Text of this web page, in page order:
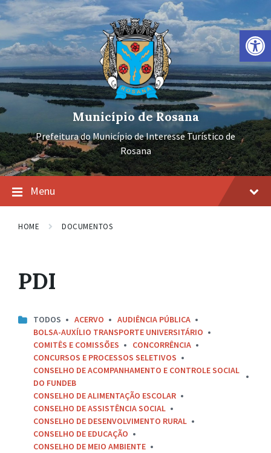
Barra de Ferramentas Aberta
Ir
para
conteúdo
Pular
para
navegação
principal
Pular
para
rodapé
Município de Rosana
Prefeitura do Município de Interesse Turístico de
Rosana
Menu
HOME DOCUMENTOS
PDI
TODOS ACERVO
AUDIÊNCIA PÚBLICA
BOLSA-AUXÍLIO TRANSPORTE UNIVERSITÁRIO
COMITÊS E COMISSÕES
CONCORRÊNCIA
CONCURSOS E PROCESSOS SELETIVOS
CONSELHO DE ACOMPANHAMENTO E CONTROLE SOCIAL
DO FUNDEB
CONSELHO DE ALIMENTAÇÃO ESCOLAR
CONSELHO DE ASSISTÊNCIA SOCIAL
CONSELHO DE DESENVOLVIMENTO RURAL
CONSELHO DE EDUCAÇÃO
CONSELHO DE MEIO AMBIENTE